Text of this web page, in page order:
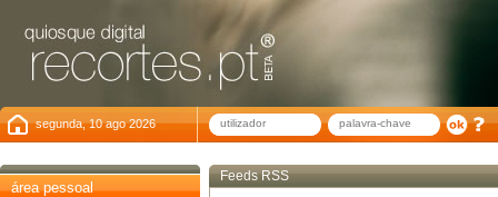
segunda, 10 ago 2026
área pessoal
Feeds RSS